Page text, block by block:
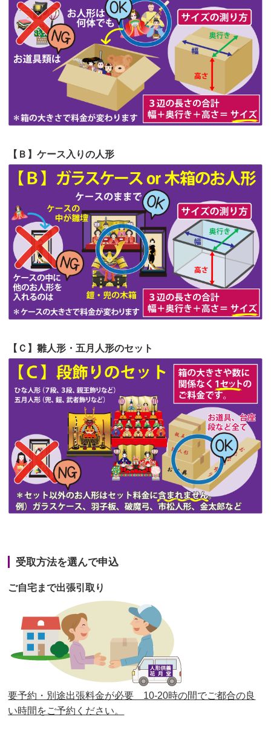
見つけまし...
第62回人形供養祭令和5年6月21日(水)
第61回人形供養祭 令和5年5月19日(金)
第60回人形供養祭令和5年3月28日(火)
第59回人形供養祭 令和5年2月10日(金)
第58回人形供養祭令和5年12月21日(水)
第56回人形供養祭 令和4年10月19日(水)
第55回人形供養祭令和4年9月8日(木)
第54回人形供養祭令和4年8月1日(月)
第53回人形供養祭令和4年7月1日(金)
第52回人形供養祭令和4年5月17日(火)
第51回人形供養祭令和4年4月18日(月)
第50回人形供養祭令和4年3月15日(火)
第49回人形供養祭令和4年1月17日(月)
第48回人形供養祭令和3年12月3日(金)
第47回人形供養祭 令和3年10月11日(月)
第46回人形供養祭 令和3年9月13日(月)
第45回人形供養祭令和3年7月12日(月)
第44回人形供養祭令和3年6月3日(木)
第43回人形供養祭令和3年4月23日(金)
第39回人形供養祭令和2年10月22日(木)
第38回人形供養祭 令和2年8月26日(水)
第37回人形供養祭 令和2年6月8日(月)
第36回人形供養祭 令和2年4月16日(木)
第35回人形供養祭令和2年2月13日(木)
【Ｂ】ケース入りの人形
【Ｃ】雛人形・五月人形のセット
受取方法を選んで申込
ご自宅まで出張引取り
要予約・別途出張料金が必要 10-20時の間でご都合の良
い時間をご予約ください。